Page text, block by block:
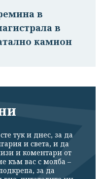
в
в
камион
тук и днес, за да
и света, и да
и коментари от
към вас с молба –
за да